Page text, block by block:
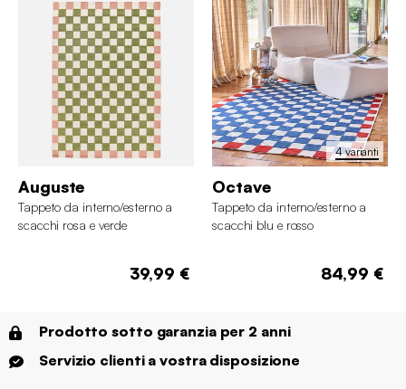
Auguste
Tappeto da interno/esterno a
scacchi rosa e verde
39,99 €
4 varianti
Octave
Tappeto da interno/esterno a
scacchi blu e rosso
84,99 €
Prodotto sotto garanzia per 2 anni
Servizio clienti a vostra disposizione